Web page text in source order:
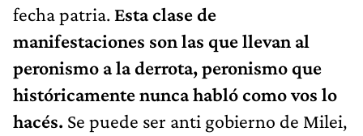
fecha patria. Esta clase de
manifestaciones son las que llevan al
peronismo a la derrota, peronismo que
históricamente nunca habló como vos lo
hacés. Se puede ser anti gobierno de Milei,